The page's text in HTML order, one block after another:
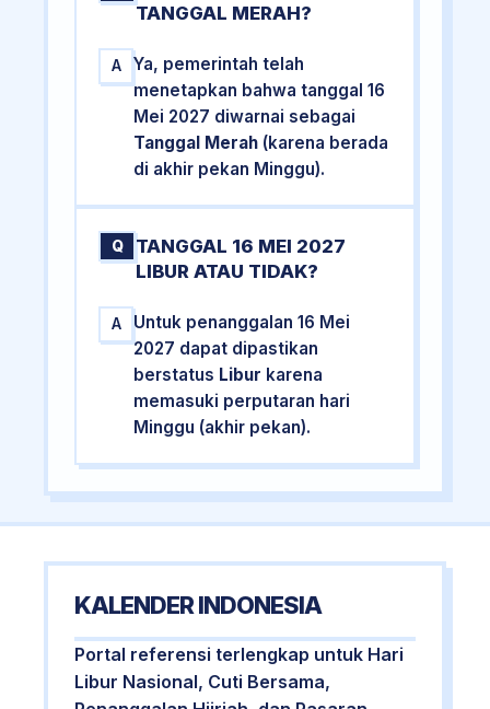
TANGGAL MERAH?
A
Ya, pemerintah telah
menetapkan bahwa tanggal 16
Mei 2027 diwarnai sebagai
Tanggal Merah (karena berada
di akhir pekan Minggu).
Q
TANGGAL 16 MEI 2027
LIBUR ATAU TIDAK?
A
Untuk penanggalan 16 Mei
2027 dapat dipastikan
berstatus Libur karena
memasuki perputaran hari
Minggu (akhir pekan).
KALENDER INDONESIA
Portal referensi terlengkap untuk Hari
Libur Nasional, Cuti Bersama,